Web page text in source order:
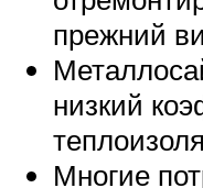
прежний
низкий
Многие